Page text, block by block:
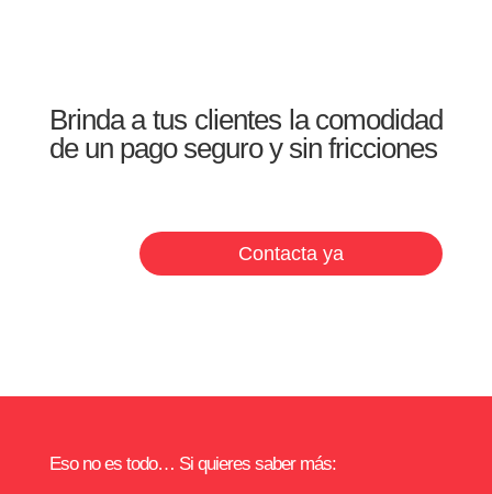
Brinda a tus clientes la comodidad
de un pago seguro y sin fricciones
Contacta ya
Eso no es todo… Si quieres saber más: